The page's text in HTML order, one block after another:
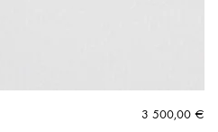
3 500,00 €